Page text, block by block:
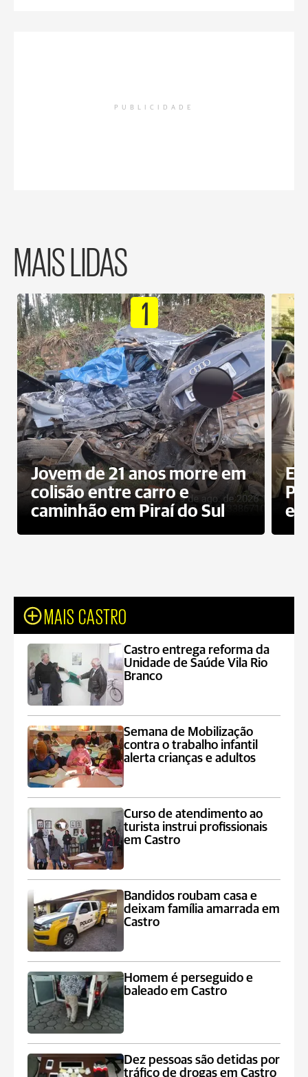
PUBLICIDADE
MAIS LIDAS
1
Jovem de 21 anos morre em
colisão entre carro e
caminhão em Piraí do Sul
MAIS CASTRO
Castro entrega reforma da
Unidade de Saúde Vila Rio
Branco
Semana de Mobilização
contra o trabalho infantil
alerta crianças e adultos
Curso de atendimento ao
turista instrui profissionais
em Castro
Bandidos roubam casa e
deixam família amarrada em
Castro
Homem é perseguido e
baleado em Castro
Dez pessoas são detidas por
tráfico de drogas em Castro